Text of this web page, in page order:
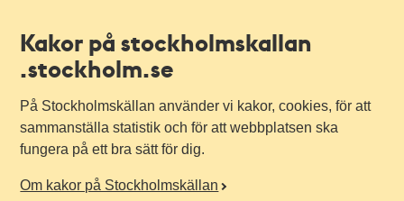
Kakor på stockholmskallan
.stockholm.se
På Stockholmskällan använder vi kakor, cookies, för att
sammanställa statistik och för att webbplatsen ska
fungera på ett bra sätt för dig.
Om kakor på Stockholmskällan